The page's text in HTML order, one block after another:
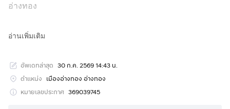
อ่างทอง
https://infrastructure.singhaestate.co.th/assets/
เหมาะทำ โกดัง / ลานจอดรถบรรทุก / คลังสินค้า / ศูนย์
กระจายสินค้า
อ่านเพิ่มเติม
อัพเดทล่าสุด 30 ก.ค. 2569 14:43 น.
ตำแหน่ง เมืองอ่างทอง อ่างทอง
หมายเลขประกาศ 369039745